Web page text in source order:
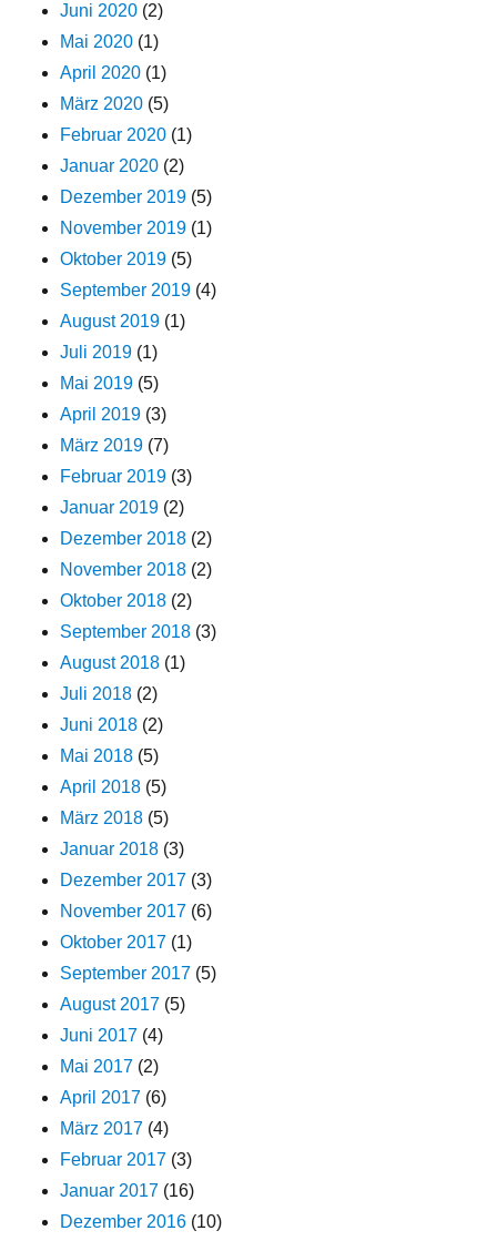
Juni 2020 (2)
Mai 2020 (1)
April 2020 (1)
März 2020 (5)
Februar 2020 (1)
Januar 2020 (2)
Dezember 2019 (5)
November 2019 (1)
Oktober 2019 (5)
September 2019 (4)
August 2019 (1)
Juli 2019 (1)
Mai 2019 (5)
April 2019 (3)
März 2019 (7)
Februar 2019 (3)
Januar 2019 (2)
Dezember 2018 (2)
November 2018 (2)
Oktober 2018 (2)
September 2018 (3)
August 2018 (1)
Juli 2018 (2)
Juni 2018 (2)
Mai 2018 (5)
April 2018 (5)
März 2018 (5)
Januar 2018 (3)
Dezember 2017 (3)
November 2017 (6)
Oktober 2017 (1)
September 2017 (5)
August 2017 (5)
Juni 2017 (4)
Mai 2017 (2)
April 2017 (6)
März 2017 (4)
Februar 2017 (3)
Januar 2017 (16)
Dezember 2016 (10)